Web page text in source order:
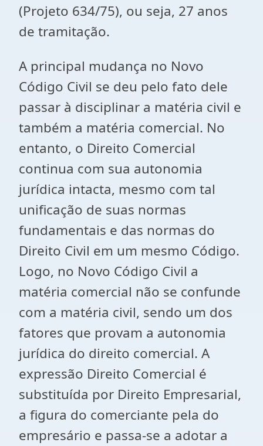
(Projeto 634/75), ou seja, 27 anos
de tramitação.
A principal mudança no Novo
Código Civil se deu pelo fato dele
passar à disciplinar a matéria civil e
também a matéria comercial. No
entanto, o Direito Comercial
continua com sua autonomia
jurídica intacta, mesmo com tal
unificação de suas normas
fundamentais e das normas do
Direito Civil em um mesmo Código.
Logo, no Novo Código Civil a
matéria comercial não se confunde
com a matéria civil, sendo um dos
fatores que provam a autonomia
jurídica do direito comercial. A
expressão Direito Comercial é
substituída por Direito Empresarial,
a figura do comerciante pela do
empresário e passa-se a adotar a